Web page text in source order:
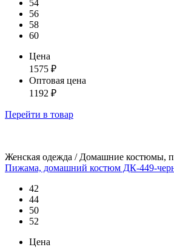
54
56
58
60
Цена
1575 ₽
Оптовая цена
1192 ₽
Перейти в товар
Женская одежда / Домашние костюмы,
Пижама, домашний костюм ДК-449-
42
44
50
52
Цена